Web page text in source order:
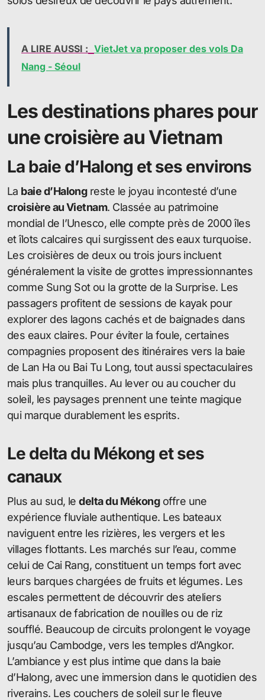
A LIRE AUSSI : VietJet va proposer des vols Da
Nang - Séoul
Les destinations phares pour
une croisière au Vietnam
La baie d’Halong et ses environs
La baie d’Halongreste le joyau incontesté d’une
croisière au Vietnam. Classée au patrimoine
mondial de l’Unesco, elle compte près de 2000 îles
et îlots calcaires qui surgissent des eaux turquoise.
Les croisières de deux ou trois jours incluent
généralement la visite de grottes impressionnantes
comme Sung Sot ou la grotte de la Surprise. Les
passagers profitent de sessions de kayak pour
explorer des lagons cachés et de baignades dans
des eaux claires. Pour éviter la foule, certaines
compagnies proposent des itinéraires vers la baie
de Lan Ha ou Bai Tu Long, tout aussi spectaculaires
mais plus tranquilles. Au lever ou au coucher du
soleil, les paysages prennent une teinte magique
qui marque durablement les esprits.
Le delta du Mékong et ses
canaux
Plus au sud, ledelta du Mékongoffre une
expérience fluviale authentique. Les bateaux
naviguent entre les rizières, les vergers et les
villages flottants. Les marchés sur l’eau, comme
celui de Cai Rang, constituent un temps fort avec
leurs barques chargées de fruits et légumes. Les
escales permettent de découvrir des ateliers
artisanaux de fabrication de nouilles ou de riz
soufflé. Beaucoup de circuits prolongent le voyage
jusqu’au Cambodge, vers les temples d’Angkor.
L’ambiance y est plus intime que dans la baie
d’Halong, avec une immersion dans le quotidien des
riverains. Les couchers de soleil sur le fleuve